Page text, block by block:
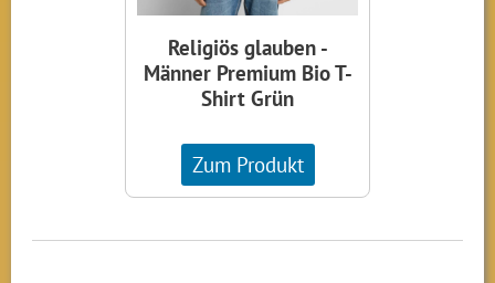
Religiös glauben -
Männer Premium Bio T-
Shirt Grün
Zum Produkt